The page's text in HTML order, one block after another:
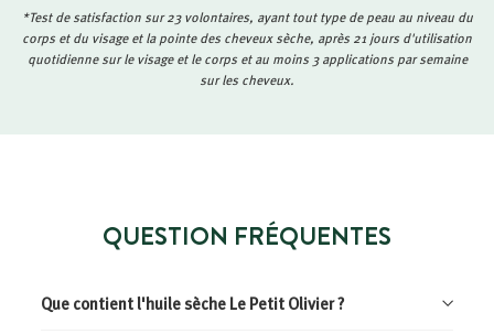
*Test de satisfaction sur 23 volontaires, ayant tout type de peau au niveau du
corps et du visage et la pointe des cheveux sèche, après 21 jours d'utilisation
quotidienne sur le visage et le corps et au moins 3 applications par semaine
sur les cheveux.
QUESTION FRÉQUENTES
Que contient l'huile sèche Le Petit Olivier ?